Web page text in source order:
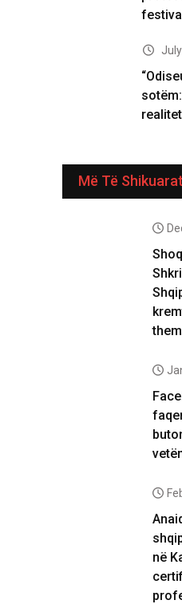
realitet
Më Të Shikuarat
në